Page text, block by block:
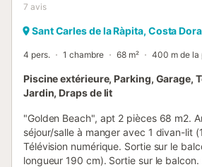
7 avis
Sant Carles de la Ràpita, Costa
4 pers. 1 chambre 68 m² 400 m de la
Piscine extérieure, Parking, Garage,
Jardin, Draps de lit
"Golden Beach", apt 2 pièces 68 m2.
séjour/salle à manger avec 1 divan-lit
Télévision numérique. Sortie sur le
longueur 190 cm). Sortie sur le